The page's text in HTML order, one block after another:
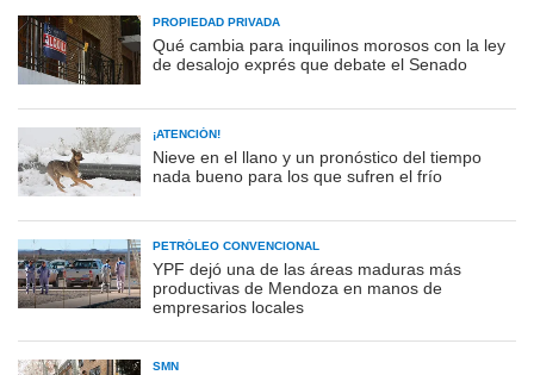
PROPIEDAD PRIVADA
Qué cambia para inquilinos morosos con la ley
de desalojo exprés que debate el Senado
¡ATENCIÓN!
Nieve en el llano y un pronóstico del tiempo
nada bueno para los que sufren el frío
PETRÓLEO CONVENCIONAL
YPF dejó una de las áreas maduras más
productivas de Mendoza en manos de
empresarios locales
SMN